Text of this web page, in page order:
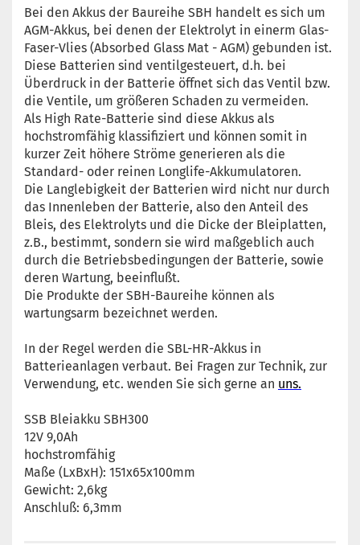
Bei den Akkus der Baureihe SBH handelt es sich um
AGM-Akkus, bei denen der Elektrolyt in einerm Glas-
Faser-Vlies (Absorbed Glass Mat - AGM) gebunden ist.
Diese Batterien sind ventilgesteuert, d.h. bei
Überdruck in der Batterie öffnet sich das Ventil bzw.
die Ventile, um größeren Schaden zu vermeiden.
Als High Rate-Batterie sind diese Akkus als
hochstromfähig klassifiziert und können somit in
kurzer Zeit höhere Ströme generieren als die
Standard- oder reinen Longlife-Akkumulatoren.
Die Langlebigkeit der Batterien wird nicht nur durch
das Innenleben der Batterie, also den Anteil des
Bleis, des Elektrolyts und die Dicke der Bleiplatten,
z.B., bestimmt, sondern sie wird maßgeblich auch
durch die Betriebsbedingungen der Batterie, sowie
deren Wartung, beeinflußt.
Die Produkte der SBH-Baureihe können als
wartungsarm bezeichnet werden.
In der Regel werden die SBL-HR-Akkus in
Batterieanlagen verbaut. Bei Fragen zur Technik, zur
Verwendung, etc. wenden Sie sich gerne an uns.
SSB Bleiakku SBH300
12V 9,0Ah
hochstromfähig
Maße (LxBxH): 151x65x100mm
Gewicht: 2,6kg
Anschluß: 6,3mm